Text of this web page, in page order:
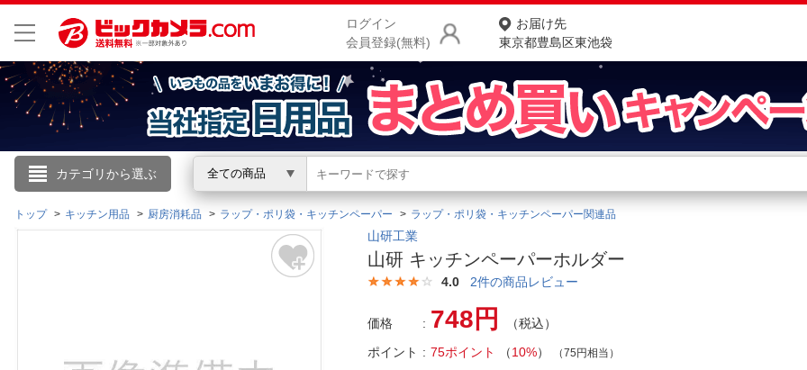
ログイン
会員登録(無料)
お届け先
東京都豊島区東池袋
カテゴリから選ぶ 全ての商品
こんにちは
ログイン
商品をさがす
ランキングからさがす
お客様サポート
トップ キッチン用品 厨房消耗品 ラップ・ポリ袋・キッチンペーパー ラップ・ポリ袋・キッチンペーパー関連品
山研工業
山研 キッチンペーパーホルダー
4.0 2件の商品レビュー
価格 748円
（税込）
ポイント
75ポイント （10%） （75円相当）